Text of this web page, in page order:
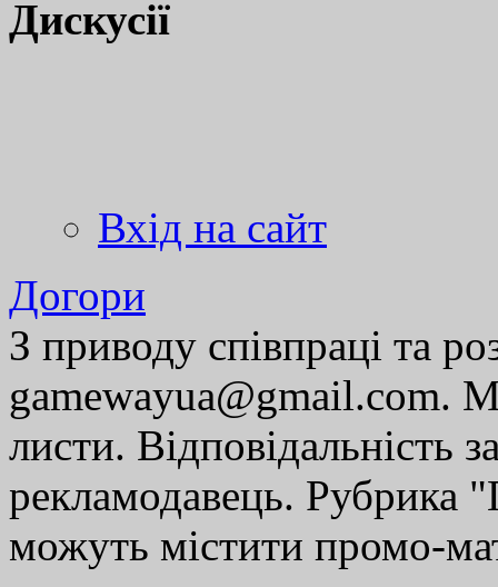
Дискусії
Вхід на сайт
Догори
З приводу співпраці та
gamewayua@gmail.com.
листи. Відповідальність
рекламодавець. Рубрика
можуть містити промо-